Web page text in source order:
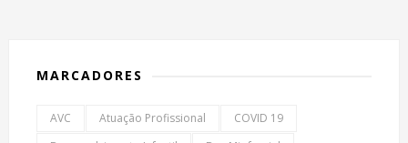
MARCADORES
AVC Atuação Profissional
COVID 19